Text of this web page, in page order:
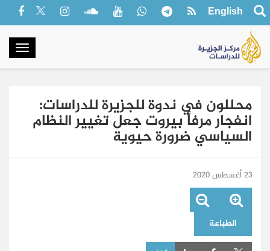
English
محللون في ندوة للجزيرة للدراسات:
انفجار مرفأ بيروت جعل تغيير النظام
السياسي ضرورة حيوية
23 أغسطس 2020
الطباعة